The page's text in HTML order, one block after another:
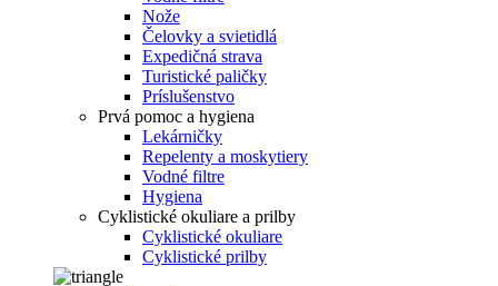
Nože
Čelovky a svietidlá
Expedičná strava
Turistické paličky
Príslušenstvo
Prvá pomoc a hygiena
Lekárničky
Repelenty a moskytiery
Vodné filtre
Hygiena
Cyklistické okuliare a prilby
Cyklistické okuliare
Cyklistické prilby